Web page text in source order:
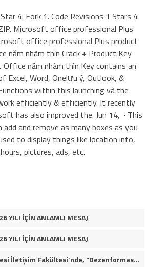
4. Fork 1. Code Revisions 1 Stars 4
Microsoft office professional Plus
office professional Plus product
năm nhâm thìn Crack + Product Key
năm nhâm thìn Key contains an
Excel, Word, Onelưu ý, Outlook, &
within this launching và the
efficiently & efficiently. It recently
has also improved the. Jun 14, · This
add and remove as many boxes as you
to display things like location info,
pictures, ads, etc.
YILI İÇİN ANLAMLI MESAJ
YILI İÇİN ANLAMLI MESAJ
Konya Selçuk Üniversitesi İletişim Fakültesi’nde, “Dezenformasyon Çağında Medya ve Gençlik: Tehditler ve Fırsatlar” başlığıyla öğrencilerimizle bir araya gelerek kapsamlı bir söyleşi ve seminer gerçekleştirdik.